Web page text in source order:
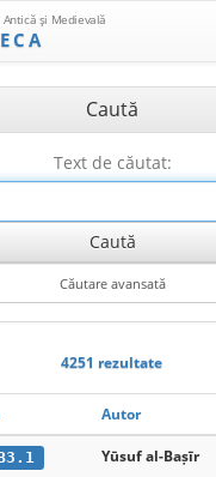
şi Medievală
Caută
Text de căutat:
4251 rezultate
Autor
Yūsuf al-Baṣīr